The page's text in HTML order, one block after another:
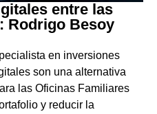
entre las
Rodrigo Besoy
en inversiones
son una alternativa
las Oficinas Familiares
y reducir la